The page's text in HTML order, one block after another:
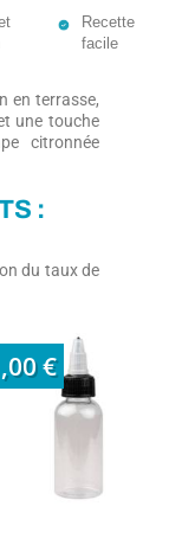
Recette
facile
en terrasse,
une touche
citronnée
:
du taux de
€